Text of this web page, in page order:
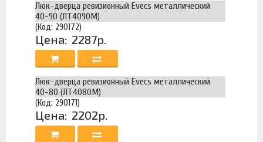
Люк-дверца ревизионный Evecs металлический
40-90 (ЛТ4090М)
(Код: 290172)
Цена: 2287р.
Люк-дверца ревизионный Evecs металлический
40-80 (ЛТ4080М)
(Код: 290171)
Цена: 2202р.